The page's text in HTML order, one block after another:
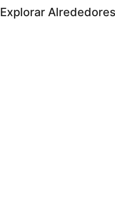
Explorar Alrededores